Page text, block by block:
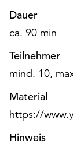
finden
Sie
in
unserer
oder
Impressum
.
Dauer
ca. 90 min
Teilnehmer
mind. 10,
Material
https://
Hinweis